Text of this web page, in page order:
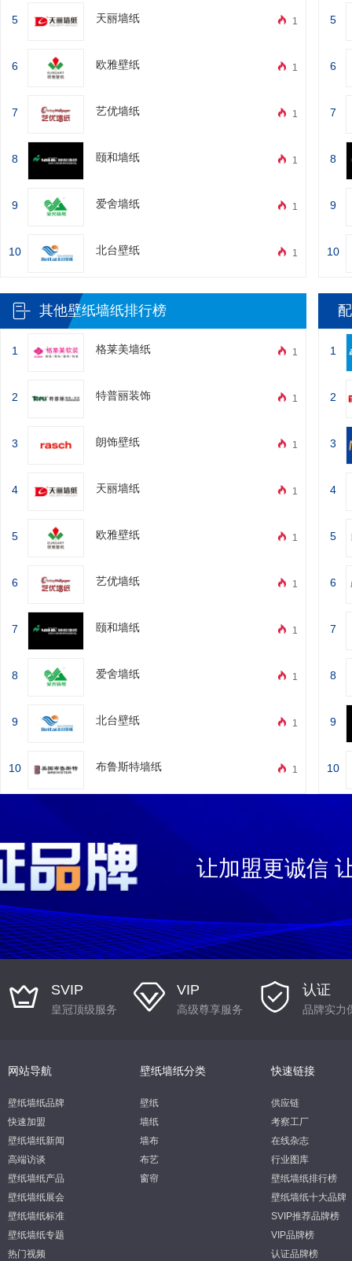
5 天丽墙纸 1
6 欧雅壁纸 1
7 艺优墙纸 1
8 颐和墙纸 1
9 爱舍墙纸 1
10 北台壁纸 1
5
6
7
8
9
10
其他壁纸墙纸排行榜
1 格莱美墙纸 1
2 特普丽装饰 1
3 朗饰壁纸 1
4 天丽墙纸 1
5 欧雅壁纸 1
6 艺优墙纸 1
7 颐和墙纸 1
8 爱舍墙纸 1
9 北台壁纸 1
10 布鲁斯特墙纸 1
1
2
3
4
5
6
7
8
9
10
让加盟更诚信
SVIP
皇冠顶级服务
VIP
高级尊享服务
认证
品牌实力
网站导航
壁纸墙纸品牌
快速加盟
壁纸墙纸新闻
高端访谈
壁纸墙纸产品
壁纸墙纸展会
壁纸墙纸标准
壁纸墙纸专题
热门视频
壁纸墙纸分类
壁纸
墙纸
墙布
布艺
窗帘
快速链接
供应链
考察工厂
在线杂志
行业图库
壁纸墙纸排行榜
壁纸墙纸十大品牌
SVIP推荐品牌榜
VIP品牌榜
认证品牌榜